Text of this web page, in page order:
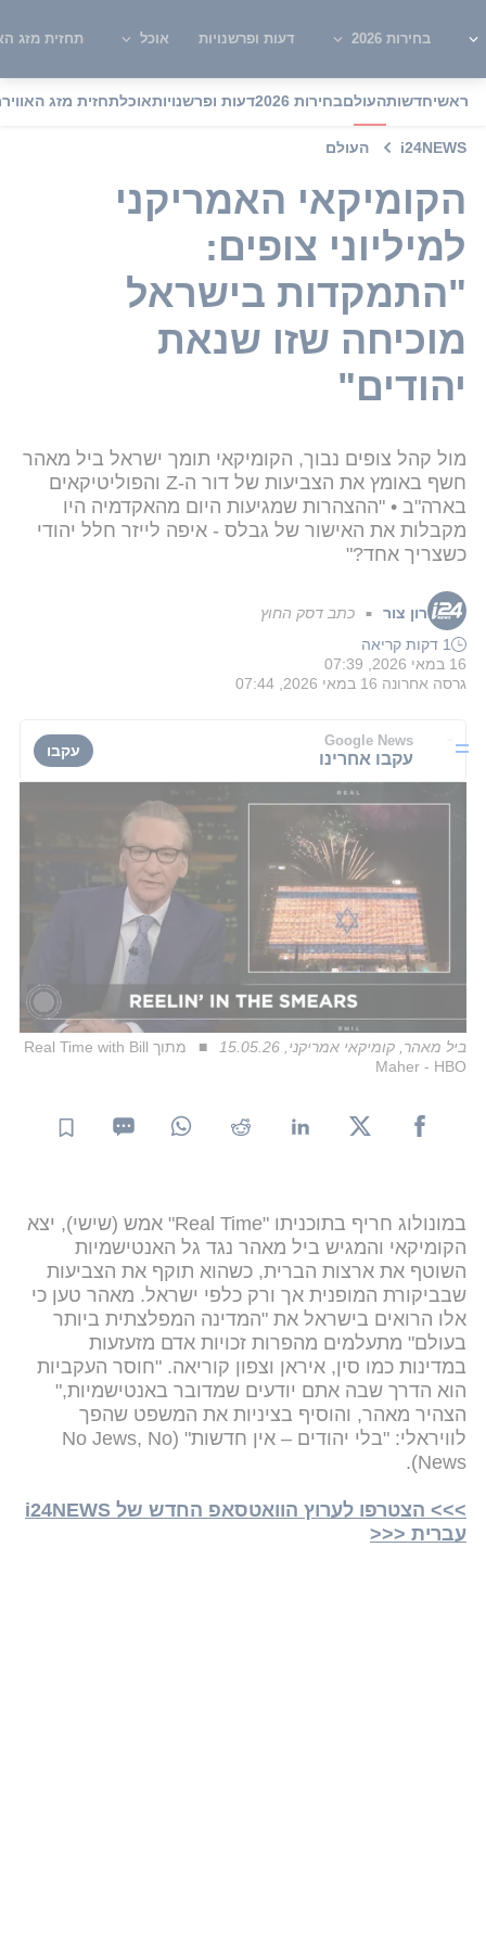
בחירות 2026 דעות ופרשנויות אוכל תחזית מזג
ראשיחדשותהעולםבחירות 2026 דעות ופרשנויותאוכלתחזית מזג האוויר
i24NEWS העולם
הקומיקאי האמריקני
למיליוני צופים:
"התמקדות בישראל
מוכיחה שזו שנאת
יהודים"
מול קהל צופים נבוך, הקומיקאי תומך ישראל ביל מאהר
חשף באומץ את הצביעות של דור ה-Z והפוליטיקאים
בארה"ב • "ההצהרות שמגיעות היום מהאקדמיה היו
מקבלות את האישור של גבלס - איפה לייזר חלל יהודי
כשצריך אחד?"
רון צור ■ כתב דסק החוץ
1 דקות קריאה
16 במאי 2026, 07:39
גרסה אחרונה 16 במאי 2026, 07:44
Google News
עקבו אחרינו עקבו
ביל מאהר, קומיקאי אמריקני, 15.05.26
מתוך Real Time with Bill
Maher - HBO
במונולוג חריף בתוכניתו "Real Time" אמש (שישי), יצא
הקומיקאי והמגיש ביל מאהר נגד גל האנטישמיות
השוטף את ארצות הברית, כשהוא תוקף את הצביעות
שבביקורת המופנית אך ורק כלפי ישראל. מאהר טען כי
אלו הרואים בישראל את "המדינה המפלצתית ביותר
בעולם" מתעלמים מהפרות זכויות אדם מזעזעות
במדינות כמו סין, איראן וצפון קוריאה. "חוסר העקביות
הוא הדרך שבה אתם יודעים שמדובר באנטישמיות,"
הצהיר מאהר, והוסיף בציניות את המשפט שהפך
לוויראלי: "בלי יהודים – אין חדשות" (No Jews, No
News).
>>> הצטרפו לערוץ הוואטסאפ החדש של i24NEWS
עברית <<<